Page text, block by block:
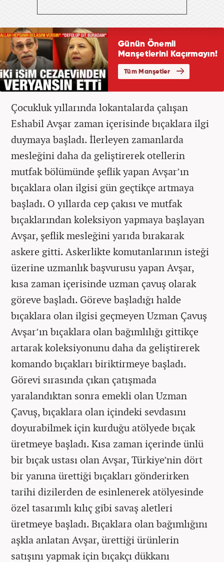
Çocukluk yıllarında lokantalarda çalışan
Eshabil Avşar zaman içerisinde bıçaklara ilgi
duymaya başladı. İlerleyen zamanlarda
mesleğini daha da geliştirerek otellerin
mutfak bölümünde şeflik yapan Avşar’ın
bıçaklara olan ilgisi gün geçtikçe artmaya
başladı. O yıllarda cep çakısı ve mutfak
bıçaklarından koleksiyon yapmaya başlayan
Avşar, şeflik mesleğini yarıda bırakarak
askere gitti. Askerlikte komutanlarının isteği
üzerine uzmanlık başvurusu yapan Avşar,
kısa zaman içerisinde uzman çavuş olarak
göreve başladı. Göreve başladığı halde
bıçaklara olan ilgisi geçmeyen Uzman Çavuş
Avşar’ın bıçaklara olan bağımlılığı gittikçe
artarak koleksiyonunu daha da geliştirerek
komando bıçakları biriktirmeye başladı.
Görevi sırasında çıkan çatışmada
yaralandıktan sonra emekli olan Uzman
Çavuş, bıçaklara olan içindeki sevdasını
doyurabilmek için kurduğu atölyede bıçak
üretmeye başladı. Kısa zaman içerinde ünlü
bir bıçak ustası olan Avşar, Türkiye’nin dört
bir yanına ürettiği bıçakları gönderirken
tarihi dizilerden de esinlenerek atölyesinde
özel tasarımlı kılıç gibi savaş aletleri
üretmeye başladı. Bıçaklara olan bağımlığını
aşkla anlatan Avşar, ürettiği ürünlerin
satışını yapmak için bıçakçı dükkanı